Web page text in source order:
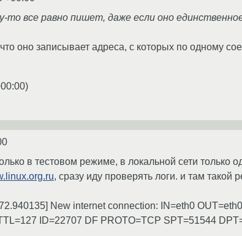
то все равно пишет, даже если оно
оно записывает адреса, с которых по одному
)
в тестовом режиме, в локальной сети только
, сразу иду проверять логи. и там такой
New internet connection: IN=eth0
ID=22707 DF PROTO=TCP SPT=51544